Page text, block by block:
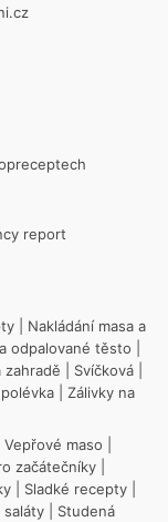
report
Nakládání masa a
odpalované těsto
zahradě Svíčková
Zálivky na
Vepřové maso
začátečníky
Sladké recepty
saláty
Studená